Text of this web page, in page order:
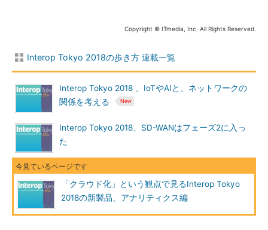
セス制御などができる。それだけではなく、ビジネスに直結する
National Football League（NFL）では、スタジアムにおけるイ
ンターネット接続サービスを通じ、SNSへのアクセス数の増減な
どをモニターし、マーケティングに役立てているとしている。
シスコシステムズとNetroundsが「SDI/NFV ShowCase」に共
同出展する「Cisco Network Assurance Engine」は、データセ
ンターネットワークを分析することで、「ネットワーク全体が正
しく機能していることを数学的に検証する」という製品。ネット
ワークのデータを収集し、その状態をモデリング。自動的にチェ
ックを行い、意図通りに動いていない場合には修正内容を提示す
Copyright © ITmedia, Inc. All Rights Reserved.
Interop Tokyo 2018の歩き方 連載一覧
Interop Tokyo 2018 、IoTやAIと、ネットワークの
関係を考える
Interop Tokyo 2018、SD-WANはフェーズ2に入っ
た
「クラウド化」という観点で見るInterop Tokyo
2018の新製品、アナリティクス編